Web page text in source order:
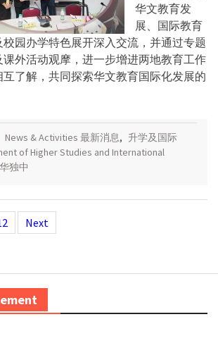
华文教育发
展、国际教育
园办学特色展开深入交流，并通过专题
外活动观摩，进一步增进两地教育工作
了解，共同探索华文教育国际化发展的
News & Activities 最新消息, 升学及国际
of Higher Studies and International
独中
Next